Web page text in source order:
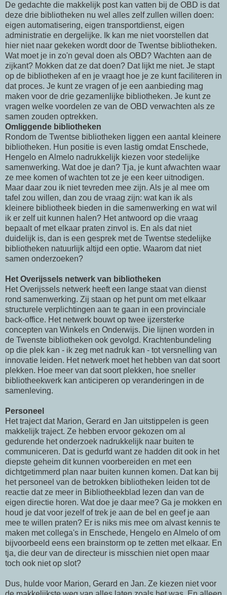
De gedachte die makkelijk post kan vatten bij de OBD is dat
deze drie bibliotheken nu wel alles zelf zullen willen doen:
eigen automatisering, eigen transportdienst, eigen
administratie en dergelijke. Ik kan me niet voorstellen dat
hier niet naar gekeken wordt door de Twentse bibliotheken.
Wat moet je in zo'n geval doen als OBD? Wachten aan de
zijkant? Mokken dat ze dat doen? Dat lijkt me niet. Je stapt
op de bibliotheken af en je vraagt hoe je ze kuntfaciliteren in
dat proces. Je kunt ze vragen of je een aanbieding mag
maken voor de drie gezamenlijke bibliotheken. Je kunt ze
vragen welke voordelen ze van de OBD verwachten als ze
samen zouden optrekken.
Omliggende bibliotheken
Rondom de Twentse bibliotheken liggen een aantal kleinere
bibliotheken. Hun positie is even lastig omdat Enschede,
Hengelo en Almelo nadrukkelijk kiezen voor stedelijke
samenwerking. Wat doe je dan? Tja, je kunt afwachten waar
ze mee komen of wachten tot ze je een keer uitnodigen.
Maar daar zou ik niet tevreden mee zijn. Als je al mee om
tafel zou willen, dan zou de vraag zijn: wat kan ik als
kleinere bibliotheek bieden in die samenwerking en wat wil
ik er zelf uit kunnen halen? Het antwoord op die vraag
bepaalt of met elkaar praten zinvol is. En als dat niet
duidelijk is, dan is een gesprek met de Twentse stedelijke
bibliotheken natuurlijk altijd een optie. Waarom dat niet
samen onderzoeken?
Het Overijssels netwerk van bibliotheken
HetOverijssels netwerk heeft een lange staat van dienst
rond samenwerking. Zij staan op het punt om met elkaar
structurele verplichtingen aan te gaan in een provinciale
back-office. Het netwerk bouwt op twee ijzersterke
concepten van Winkels en Onderwijs. Die lijnen worden in
de Twenste bibliotheken ook gevolgd. Krachtenbundeling
op die plek kan - ik zeg met nadruk kan - tot versnelling van
innovatie leiden. Het netwerk moet het hebben van dat soort
plekken. Hoe meer van dat soort plekken, hoe sneller
bibliotheekwerk kan anticiperen op veranderingen in de
samenleving.
Personeel
Het traject dat Marion, Gerard en Jan uitstippelen is geen
makkelijk traject. Ze hebben ervoor gekozen om al
gedurende het onderzoek nadrukkelijk naar buiten te
communiceren. Dat is gedurfd want ze hadden dit ook in het
diepste geheim dit kunnen voorbereiden en met een
dichtgetimmerd plan naar buiten kunnen komen. Dat kan bij
het personeel van de betrokken bibliotheken leiden tot de
reactie dat ze meer in Bibliotheekblad lezen dan van de
eigen directie horen. Wat doe je daar mee? Ga je mokken en
houd je dat voor jezelf of trek je aan de bel en geef je aan
mee te willen praten? Er is niks mis mee om alvast kennis te
maken met collega's in Enschede, Hengelo en Almelo of om
bijvoorbeeld eens een brainstorm op te zetten met elkaar. En
tja, die deur van de directeur is misschien niet open maar
toch ook niet op slot?
Dus, hulde voor Marion, Gerard en Jan. Ze kiezen niet voor